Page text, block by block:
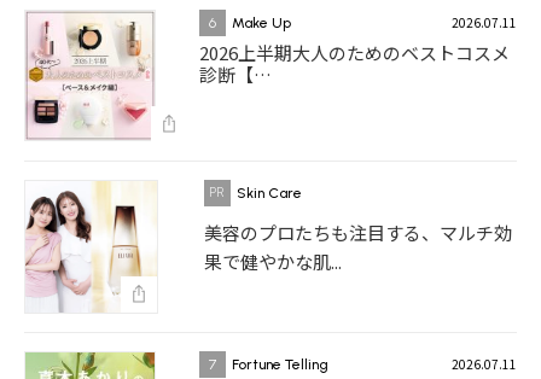
6 Make Up 2026.07.11
2026上半期大人のためのベストコスメ
診断【…
Skin Care
美容のプロたちも注目する、マルチ効
果で健やかな肌...
7 Fortune Telling 2026.07.11